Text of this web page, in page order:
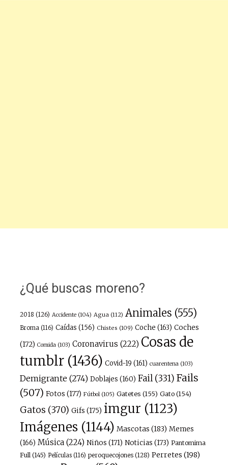
¿Qué buscas moreno?
2018 (126) Accidente(104) Agua (112) Animales (555)
Broma (116) Caídas (156) Chistes (109) Coche (163) Coches
(172) Comida(103) Coronavirus (222) Cosas de
tumblr(1436) Covid-19 (161) cuarentena(103)
Demigrante(274) Doblajes (160) Fail(331) Fails
(507) Fotos (177) Fútbol (105) Gatetes (155) Gato(154)
Gatos (370) Gifs (175) imgur (1123)
Imágenes(1144) Mascotas (183) Memes
(166) Música (224) Niños (171) Noticias (173) Pantomima
Full (145) Películas(116) peroquecojones(128) Perretes (198)